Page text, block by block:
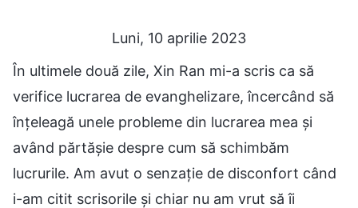
Luni, 10 aprilie 2023
În ultimele două zile, Xin Ran mi-a scris ca să
verifice lucrarea de evanghelizare, încercând să
înțeleagă unele probleme din lucrarea mea și
având părtășie despre cum să schimbăm
lucrurile. Am avut o senzație de disconfort când
i-am citit scrisorile și chiar nu am vrut să îi